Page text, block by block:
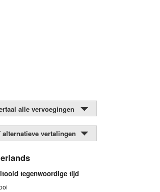
alle vervoegingen
alternatieve vertalingen
tegenwoordige tijd